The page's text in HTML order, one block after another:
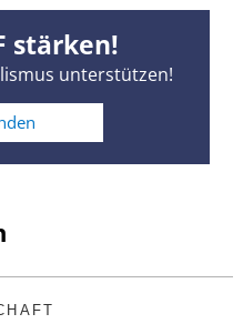
stärken!
unterstützen!